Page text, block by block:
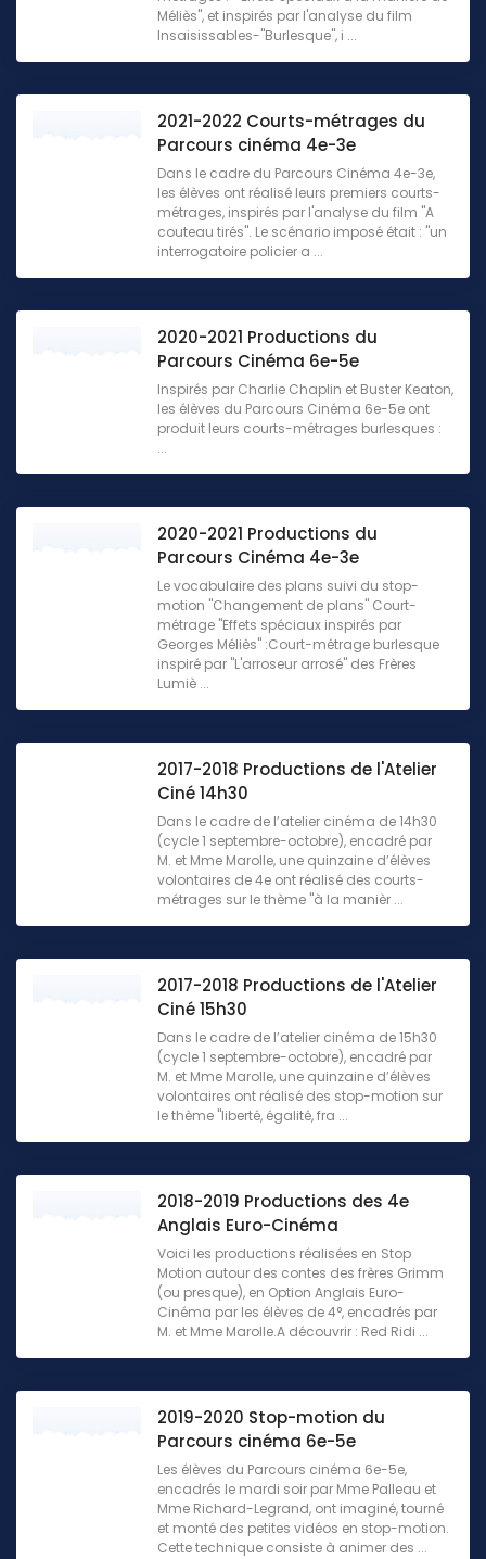
Méliès", et inspirés par l'analyse du film
Insaisissables-"Burlesque", i ...
2021-2022 Courts-métrages du
Parcours cinéma 4e-3e
Dans le cadre du Parcours Cinéma 4e-3e,
les élèves ont réalisé leurs premiers courts-
métrages, inspirés par l'analyse du film "A
couteau tirés". Le scénario imposé était : "un
interrogatoire policier a ...
2020-2021 Productions du
Parcours Cinéma 6e-5e
Inspirés par Charlie Chaplin et Buster Keaton,
les élèves du Parcours Cinéma 6e-5e ont
produit leurs courts-métrages burlesques :
...
2020-2021 Productions du
Parcours Cinéma 4e-3e
Le vocabulaire des plans suivi du stop-
motion "Changement de plans" Court-
métrage "Effets spéciaux inspirés par
Georges Méliès" :Court-métrage burlesque
inspiré par "L'arroseur arrosé" des Frères
Lumiè ...
2017-2018 Productions de l'Atelier
Ciné 14h30
Dans le cadre de l’atelier cinéma de 14h30
(cycle 1 septembre-octobre), encadré par
M. et Mme Marolle, une quinzaine d’élèves
volontaires de 4e ont réalisé des courts-
métrages sur le thème "à la manièr ...
2017-2018 Productions de l'Atelier
Ciné 15h30
Dans le cadre de l’atelier cinéma de 15h30
(cycle 1 septembre-octobre), encadré par
M. et Mme Marolle, une quinzaine d’élèves
volontaires ont réalisé des stop-motion sur
le thème "liberté, égalité, fra ...
2018-2019 Productions des 4e
Anglais Euro-Cinéma
Voici les productions réalisées en Stop
Motion autour des contes des frères Grimm
(ou presque), en Option Anglais Euro-
Cinéma par les élèves de 4°, encadrés par
M. et Mme Marolle.A découvrir : Red Ridi ...
2019-2020 Stop-motion du
Parcours cinéma 6e-5e
Les élèves du Parcours cinéma 6e-5e,
encadrés le mardi soir par Mme Palleau et
Mme Richard-Legrand, ont imaginé, tourné
et monté des petites vidéos en stop-motion.
Cette technique consiste à animer des ...